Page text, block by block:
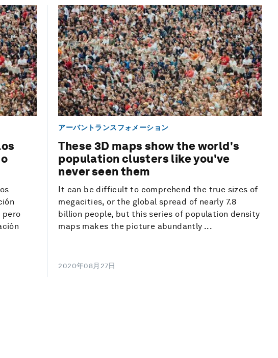
pero
アーバントランスフォメーション
These 3D maps show the world's
population clusters like you've
never seen them
It can be difficult to comprehend the true sizes of
megacities, or the global spread of nearly 7.8
billion people, but this series of population density
maps makes the picture abundantly ...
2020年08月27日